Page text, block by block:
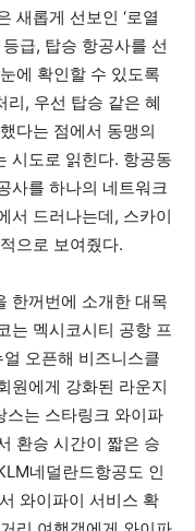
새롭게 선보인 ‘로열
급, 탑승 항공사를 선
에 확인할 수 있도록
리, 우선 탑승 같은 혜
다는 점에서 동맹의
시도로 읽힌다. 항공동
사를 하나의 네트워크
서 드러나는데, 스카이
으로 보여줬다.
한꺼번에 소개한 대목
는 멕시코시티 공항 프
오픈해 비즈니스클
원에게 강화된 라운지
스는 스타링크 와이파
환승 시간이 짧은 승
네덜란드항공도 인
와이파이 서비스 확